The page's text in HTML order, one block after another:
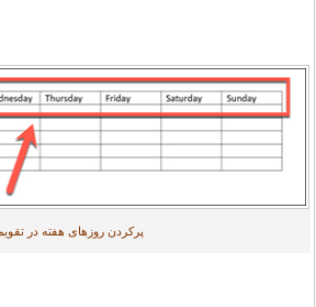
پرکردن روزهای هفته در تقویم